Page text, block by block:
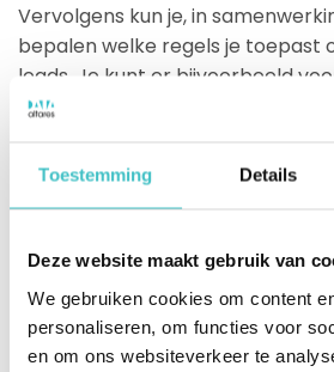
Toestemming Details
Deze website maakt gebruik van
We gebruiken cookies om content
personaliseren, om functies voor
en om ons websiteverkeer te
Vervolgens kun je, in
bepalen welke regels je toepast
leads. Je kunt er bijvoorbeeld
leads door te zetten, of alleen
wordt al deze informatie
Dat is een unieke code voor
waarmee je precies kunt
bij welk account hoort.